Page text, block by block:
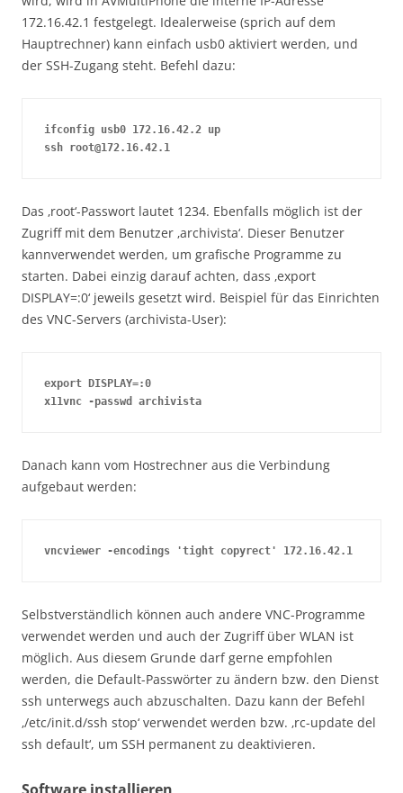
172.16.42.1 festgelegt. Idealerweise (sprich auf dem
Hauptrechner) kann einfach usb0 aktiviert werden, und
der SSH-Zugang steht. Befehl dazu:
ifconfig usb0 172.16.42.2 up
ssh root@172.16.42.1
Das ‚root‘-Passwort lautet 1234. Ebenfalls möglich ist der
Zugriff mit dem Benutzer ‚archivista‘. Dieser Benutzer
kannverwendet werden, um grafische Programme zu
starten. Dabei einzig darauf achten, dass ‚export
DISPLAY=:0‘ jeweils gesetzt wird. Beispiel für das Einrichten
des VNC-Servers (archivista-User):
export DISPLAY=:0
x11vnc -passwd archivista
Danach kann vom Hostrechner aus die Verbindung
aufgebaut werden:
vncviewer -encodings 'tight copyrect' 172.16.42.1
Selbstverständlich können auch andere VNC-Programme
verwendet werden und auch der Zugriff über WLAN ist
möglich. Aus diesem Grunde darf gerne empfohlen
werden, die Default-Passwörter zu ändern bzw. den Dienst
ssh unterwegs auch abzuschalten. Dazu kann der Befehl
‚/etc/init.d/ssh stop‘ verwendet werden bzw. ‚rc-update del
ssh default‘, um SSH permanent zu deaktivieren.